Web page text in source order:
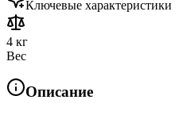
Ключевые характеристики
4 кг
Вес
Описание